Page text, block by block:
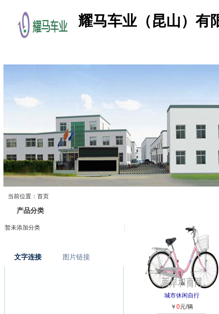
耀马车业（昆山）有
当前位置：首页
产品分类
暂未添加分类
文字连接 图片链接
城市休闲自行
￥ 0元/辆